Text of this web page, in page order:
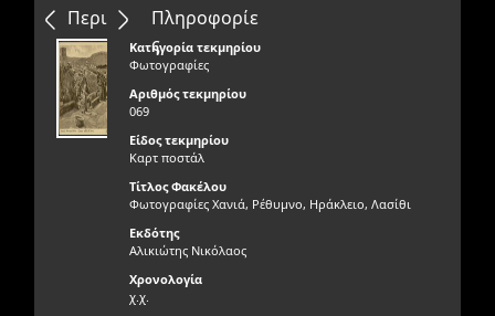
Περιεχόμενα
Επόμενο
Τελευταίο
Πληροφορίε
ς
Κατηγορία τεκμηρίου
Φωτογραφίες
Αριθμός τεκμηρίου
069
Είδος τεκμηρίου
Καρτ ποστάλ
Τίτλος Φακέλου
Φωτογραφίες Χανιά, Ρέθυμνο, Ηράκλειο, Λασίθι
Εκδότης
Αλικιώτης Νικόλαος
Χρονολογία
χ.χ.